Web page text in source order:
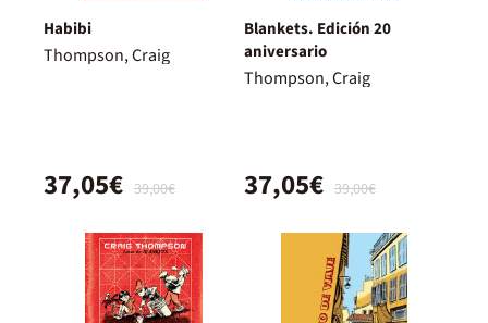
Habibi
Thompson, Craig
39,00€
37,05€
Blankets. Edición 20
aniversario
Thompson, Craig
39,00€
37,05€